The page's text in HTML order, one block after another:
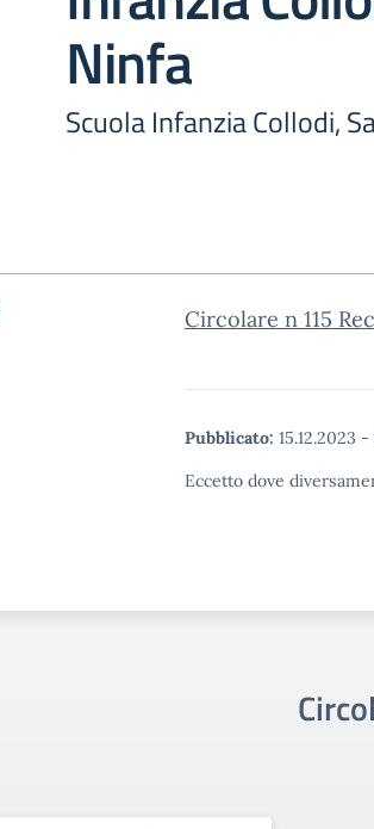
Ninfa
Scuola Infanzia Collodi,
Circolare n 115
Pubblicato: 15.12.2023 -
Eccetto dove